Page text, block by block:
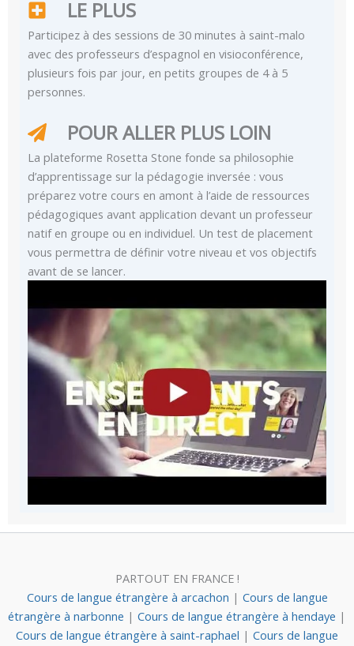
LE PLUS
Participez à des sessions de 30 minutes à saint-malo
avec des professeurs d’espagnol en visioconférence,
plusieurs fois par jour, en petits groupes de 4 à 5
personnes.
POUR ALLER PLUS LOIN
La plateforme Rosetta Stone fonde sa philosophie
d’apprentissage sur la pédagogie inversée : vous
préparez votre cours en amont à l’aide de ressources
pédagogiques avant application devant un professeur
natif en groupe ou en individuel. Un test de placement
vous permettra de définir votre niveau et vos objectifs
avant de se lancer.
PARTOUT EN FRANCE !
Cours de langue étrangère à arcachon | Cours de langue
étrangère à narbonne | Cours de langue étrangère à hendaye |
Cours de langue étrangère à saint-raphael | Cours de langue